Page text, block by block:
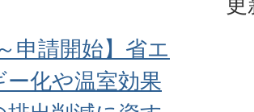
申請開始】省エ
ー化や温室効果